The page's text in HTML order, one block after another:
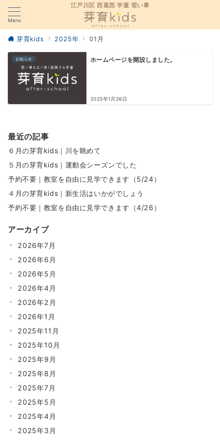
Menu
江戸川区 西葛西 学童 習い事
芽育kids 2025年 01月
お知らせ ホームページを開設しました。
2025年1月26日
最近の記事
６月の芽育kids｜川を眺めて
５月の芽育kids｜運動会シーズンでした
予約不要｜教室を自由に見学できます（5/24）
４月の芽育kids｜新生活はいかがでしょう
予約不要｜教室を自由に見学できます（4/26）
アーカイブ
2026年7月
2026年6月
2026年5月
2026年4月
2026年2月
2026年1月
2025年11月
2025年10月
2025年9月
2025年8月
2025年7月
2025年5月
2025年4月
2025年3月